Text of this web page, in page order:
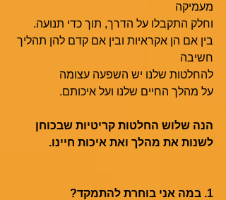
מעמיקה
וחלק התקבלו על הדרך, תוך כדי תנועה.
בין אם הן אקראיות ובין אם קדם להן תהליך
חשיבה
להחלטות שלנו יש השפעה עצומה
על מהלך החיים שלנו ועל איכותם.
הנה שלוש החלטות קריטיות שבכוחן
לשנות את מהלך ואת איכות חיינו.
1. במה אני בוחרת להתמקד?